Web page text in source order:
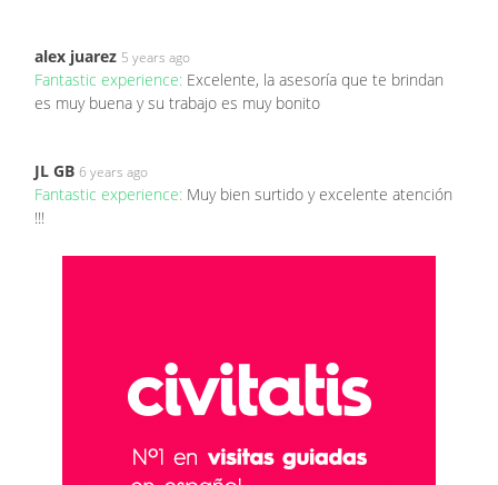
alex juarez 5 years ago
Fantastic experience: Excelente, la asesoría que te brindan
es muy buena y su trabajo es muy bonito
JL GB 6 years ago
Fantastic experience: Muy bien surtido y excelente atención
!!!